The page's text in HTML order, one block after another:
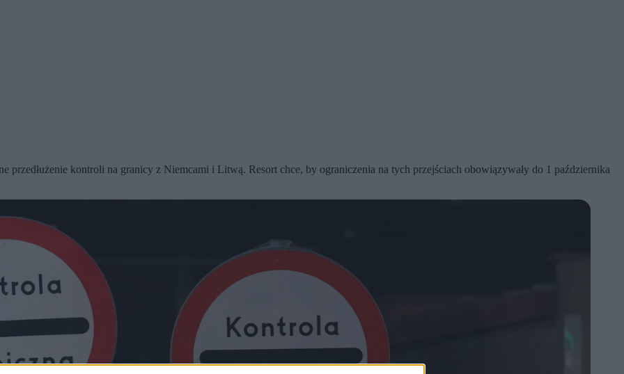
kontroli na granicy z Niemcami i Litwą. Resort chce, by ograniczenia na tych przejściach obowiązywały do 1 października